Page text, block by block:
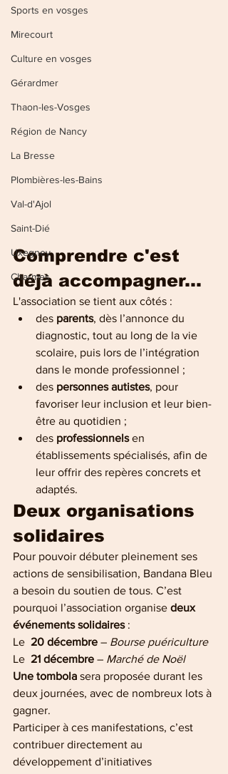
Sports en vosges
Mirecourt
Culture en vosges
Gérardmer
Thaon-les-Vosges
Région de Nancy
La Bresse
Plombières-les-Bains
Val-d'Ajol
Saint-Dié
Uxegney
Charmes
Comprendre c'est
déjà accompagner...
L'association se tient aux côtés :
des parents, dès l’annonce du
diagnostic, tout au long de la vie
scolaire, puis lors de l’intégration
dans le monde professionnel ;
des personnes autistes, pour
favoriser leur inclusion et leur bien-
être au quotidien ;
des professionnels en
établissements spécialisés, afin de
leur offrir des repères concrets et
adaptés.
Deux organisations
solidaires
Pour pouvoir débuter pleinement ses
actions de sensibilisation, Bandana Bleu
a besoin du soutien de tous. C’est
pourquoi l’association organise deux
événements solidaires :
Le 20 décembre – Bourse puériculture
Le 21 décembre – Marché de Noël
Une tombola sera proposée durant les
deux journées, avec de nombreux lots à
gagner.
Participer à ces manifestations, c’est
contribuer directement au
développement d’initiatives